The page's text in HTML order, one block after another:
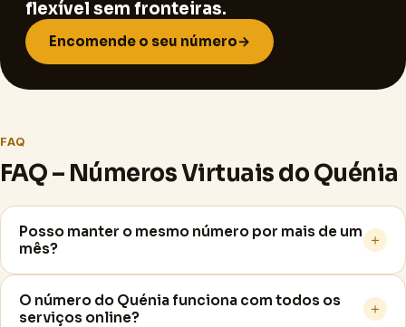
flexível sem fronteiras.
Encomende o seu número→
FAQ
FAQ – Números Virtuais do Quénia
Posso manter o mesmo número por mais de um
mês?
＋
O número do Quénia funciona com todos os
serviços online?
＋